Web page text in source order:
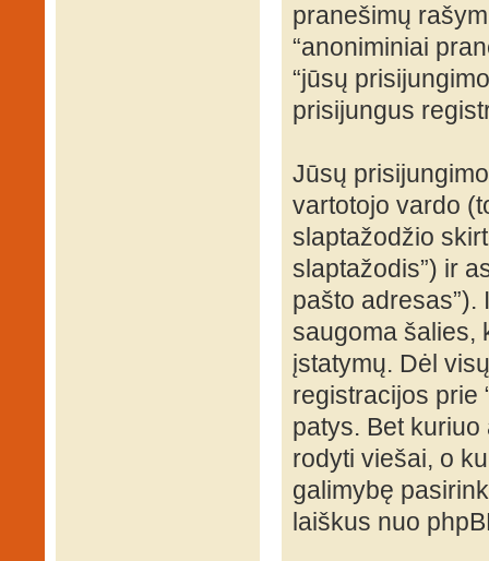
pranešimų
“anoniminiai
“jūsų
prisijungus
Jūsų
vartotojo vardo
slaptažodžio
slaptažodis”) ir
pašto
saugoma šalies,
įstatymų. Dėl
registracijos prie
patys. Bet
rodyti viešai, o
galimybę
laiškus nuo